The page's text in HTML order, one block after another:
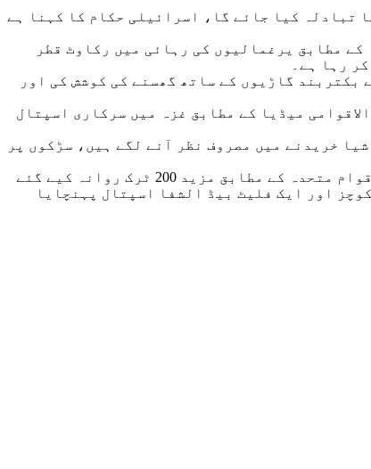
روز بھی قیدیوں کا تبادلہ کیا جائے گا، اسرائیلی حکام کا کہنا ہے
مطابق یرغمالیوں کی رہائی میں رکاوٹ قطر
رہا ہے۔
میں اسرائیلی فورسز نے بکتربند گاڑیوں کے ساتھ گھسنے کی کوشش کی اور
3 فلسطینی زخمی ہو گئے ہیں، جب کہ بین الاقوامی میڈیا کے مطابق غزہ میں سرکاری اسپتال
خریدنے میں مصروف نظر آنے لگے ہیں، سڑکوں پر
جنگ میں وقفے کے تیسرے روز بھی امدادی سامان کے ٹرک غزہ میں داخل ہوئے، خوراک اور پانی سے لدے 61 ٹرک پہنچے، اقوام متحدہ کے مطابق مزید 200 ٹرک روانہ کیے گئے
ہیں، دو روز کے دوران 300 سے زیادہ ٹرک غزہ میں داخل ہو چکے ہیں، جب کہ مریضوں کے انخلا کے لیے 11 ایمبولینسز، 3 کوچز اور ایک فلیٹ بیڈ الشفا اسپتال پہنچایا